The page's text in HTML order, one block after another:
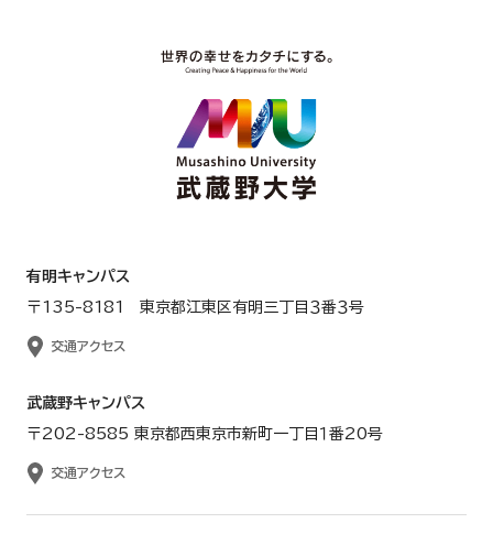
有明キャンパス
〒135-8181 東京都江東区有明三丁目３番３号
交通アクセス
武蔵野キャンパス
〒202-8585 東京都西東京市新町一丁目１番20号
交通アクセス